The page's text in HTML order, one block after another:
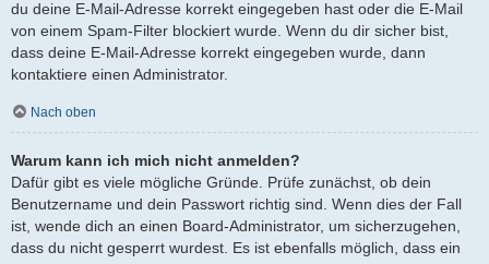
du deine E-Mail-Adresse korrekt eingegeben hast oder die E-Mail
von einem Spam-Filter blockiert wurde. Wenn du dir sicher bist,
dass deine E-Mail-Adresse korrekt eingegeben wurde, dann
kontaktiere einen Administrator.
Nach oben
Warum kann ich mich nicht anmelden?
Dafür gibt es viele mögliche Gründe. Prüfe zunächst, ob dein
Benutzername und dein Passwort richtig sind. Wenn dies der Fall
ist, wende dich an einen Board-Administrator, um sicherzugehen,
dass du nicht gesperrt wurdest. Es ist ebenfalls möglich, dass ein